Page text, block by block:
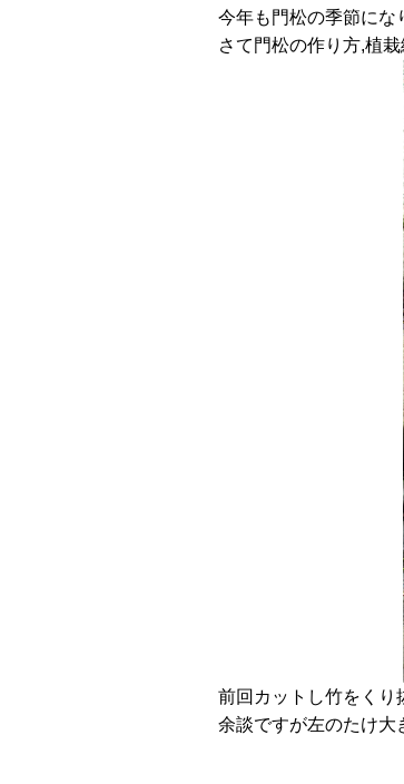
今年も門松の季節にな
さて門松の作り方,植栽
前回カットし竹をくり
余談ですが左のたけ大